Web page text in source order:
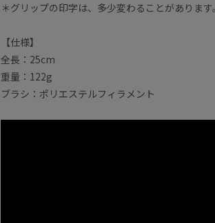
＊グリップの印字は、多少変わることがあります。
【仕様】
全長：25cm
重量：122g
ブラシ：ポリエステルフィラメント